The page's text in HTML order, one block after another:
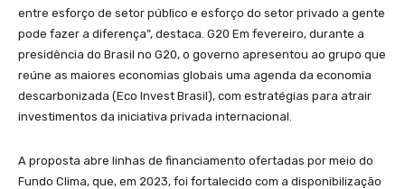
entre esforço de setor público e esforço do setor privado a gente
pode fazer a diferença”, destaca. G20 Em fevereiro, durante a
presidência do Brasil no G20, o governo apresentou ao grupo que
reúne as maiores economias globais uma agenda da economia
descarbonizada (Eco Invest Brasil), com estratégias para atrair
investimentos da iniciativa privada internacional.
A proposta abre linhas de financiamento ofertadas por meio do
Fundo Clima, que, em 2023, foi fortalecido com a disponibilização